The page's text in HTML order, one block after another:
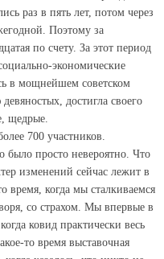
раз в пять лет, потом через
Поэтому за
по счету. За этот период
экономические
в мощнейшем советском
достигла своего
щедрые.
700 участников.
просто невероятно. Что
изменений сейчас лежит в
время, когда мы сталкиваемся
со страхом. Мы впервые в
ковид практически весь
то время выставочная